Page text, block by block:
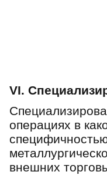
VI.
операциях в
внешних